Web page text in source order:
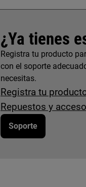
¿Ya tienes
Registra tu producto
con el soporte
necesitas.
Registra tu
Repuestos y
Soporte